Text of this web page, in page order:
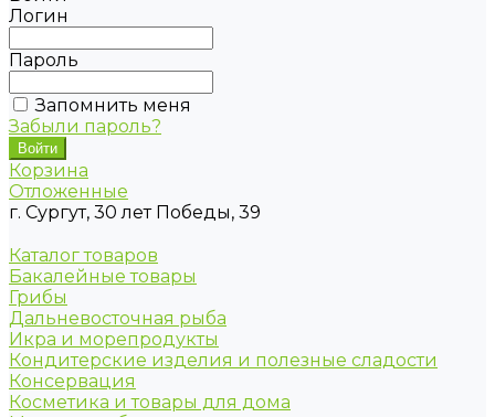
Логин
Пароль
Запомнить меня
Забыли пароль?
Корзина
Отложенные
г. Сургут, 30 лет Победы, 39
Каталог товаров
Бакалейные товары
Грибы
Дальневосточная рыба
Икра и морепродукты
Кондитерские изделия и полезные сладости
Консервация
Косметика и товары для дома